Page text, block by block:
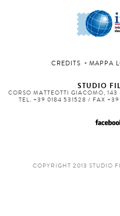
CREDITS MAPPA
STUDIO
CORSO MATTEOTTI GIACOMO,
TEL. +39 0184 531528 / FAX
COPYRIGHT 2013 STUDIO